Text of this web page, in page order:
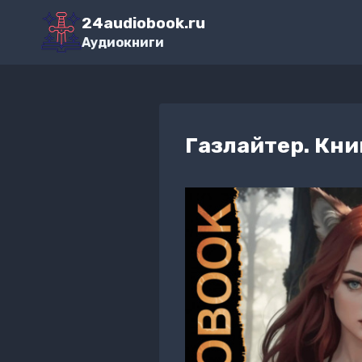
Перейти
содержимому
24audiobook.ru
Аудиокниги
Газлайтер.